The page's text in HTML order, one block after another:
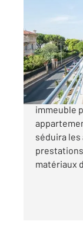
,
Ref : 2296
Situé sur
immeuble
séduira
matériaux